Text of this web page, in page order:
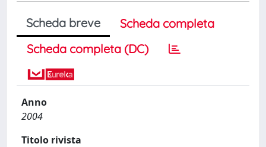
Scheda breve
Scheda completa
Scheda completa (DC)
Anno
2004
Titolo rivista